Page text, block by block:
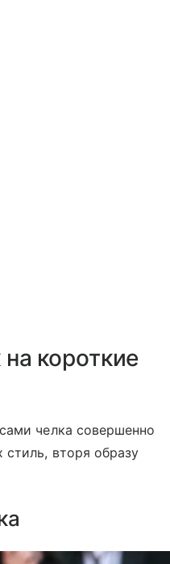
короткие
челка совершенно
вторя образу